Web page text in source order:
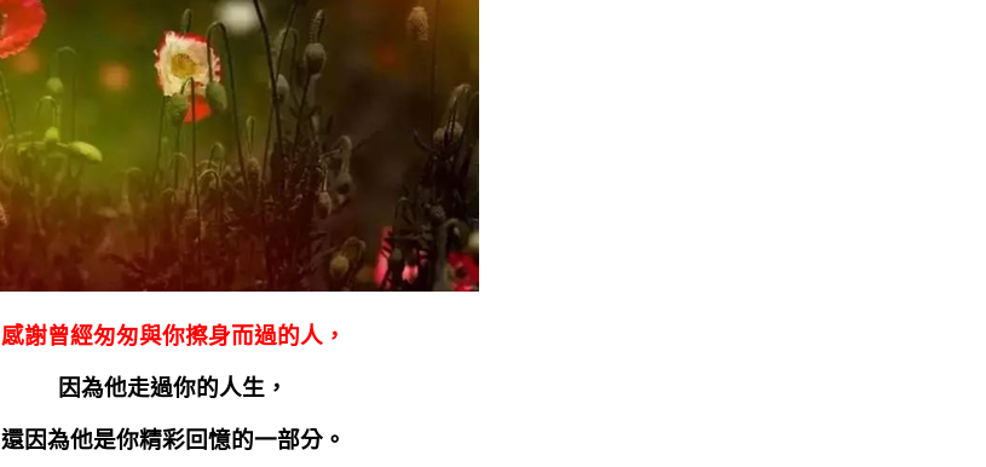
感謝曾經匆匆與你擦身而過的人，
因為他走過你的人生，
還因為他是你精彩回憶的一部分。